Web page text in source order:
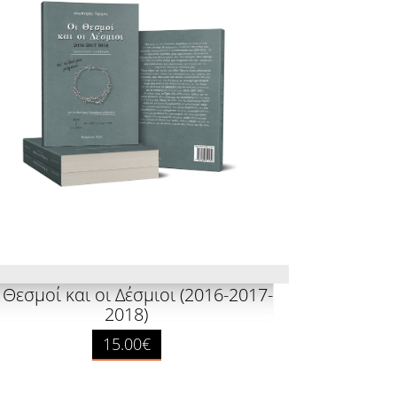
και οι Δέσμιοι (2016-2017-
2018)
15.00€